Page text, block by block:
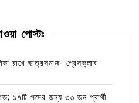
পোস্টঃ
রাখে ছাত্রসমাজ- প্রেসক্লাব
১৭টি পদের জন্য ৩৩ জন প্রার্থী